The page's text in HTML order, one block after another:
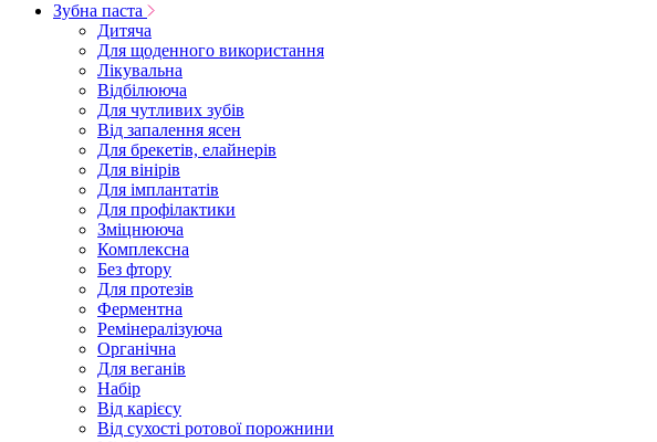
Зубна паста
Дитяча
Для щоденного використання
Лікувальна
Відбілююча
Для чутливих зубів
Від запалення ясен
Для брекетів, елайнерів
Для вінірів
Для імплантатів
Для профілактики
Зміцнююча
Комплексна
Без фтору
Для протезів
Ферментна
Ремінералізуюча
Органічна
Для веганів
Набір
Від карієсу
Від сухості ротової порожнини